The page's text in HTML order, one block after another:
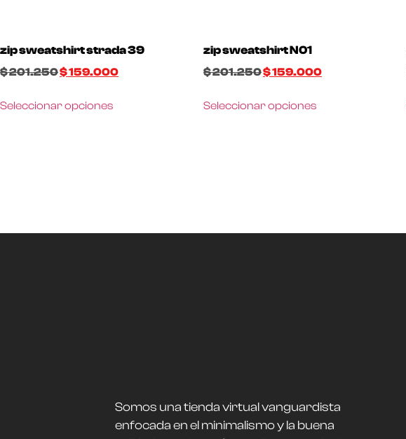
zip sweatshirt strada 39
$201.250$159.000
Seleccionar opciones
zip sweatshirt N01
$201.250$159.000
Seleccionar opciones
Somos una tienda virtual vanguardista
enfocada en el minimalismo y la buena